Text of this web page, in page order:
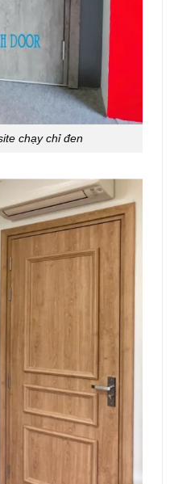
chạy chỉ đen